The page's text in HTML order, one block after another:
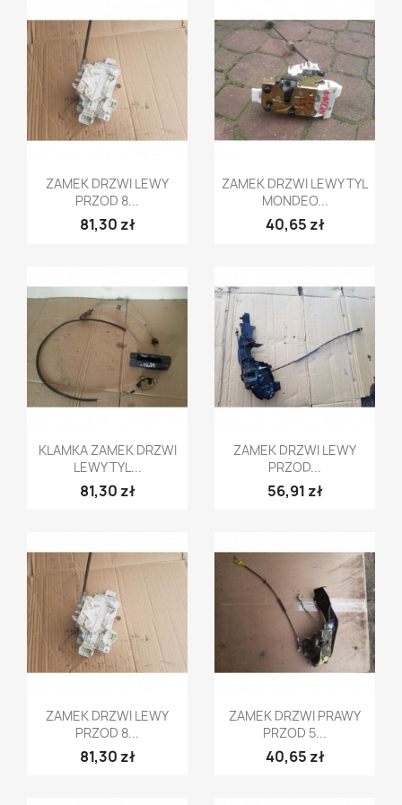
Szybki podgląd
ZAMEK DRZWI LEWY
PRZOD 8...
81,30 zł
Szybki podgląd
ZAMEK DRZWI LEWY TYL
MONDEO...
40,65 zł
Szybki podgląd
KLAMKA ZAMEK DRZWI
LEWY TYL...
81,30 zł
Szybki podgląd
ZAMEK DRZWI LEWY
PRZOD...
56,91 zł
Szybki podgląd
ZAMEK DRZWI LEWY
PRZOD 8...
81,30 zł
Szybki podgląd
ZAMEK DRZWI PRAWY
PRZOD 5...
40,65 zł